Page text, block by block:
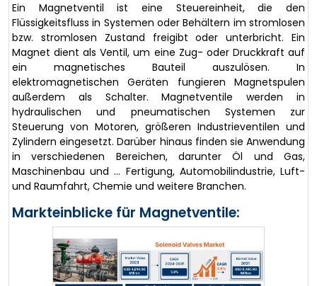
Ein Magnetventil ist eine Steuereinheit, die den
Flüssigkeitsfluss in Systemen oder Behältern im stromlosen
bzw. stromlosen Zustand freigibt oder unterbricht. Ein
Magnet dient als Ventil, um eine Zug- oder Druckkraft auf
ein magnetisches Bauteil auszulösen. In
elektromagnetischen Geräten fungieren Magnetspulen
außerdem als Schalter. Magnetventile werden in
hydraulischen und pneumatischen Systemen zur
Steuerung von Motoren, größeren Industrieventilen und
Zylindern eingesetzt. Darüber hinaus finden sie Anwendung
in verschiedenen Bereichen, darunter Öl und Gas,
Maschinenbau und … Fertigung, Automobilindustrie, Luft-
und Raumfahrt, Chemie und weitere Branchen.
Markteinblicke für Magnetventile: